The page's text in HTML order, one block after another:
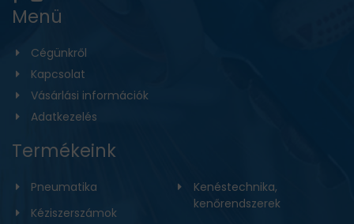
Menü
Cégünkről
Kapcsolat
Vásárlási információk
Adatkezelés
Termékeink
Pneumatika
Kéziszerszámok
Kenéstechnika,
kenőrendszerek